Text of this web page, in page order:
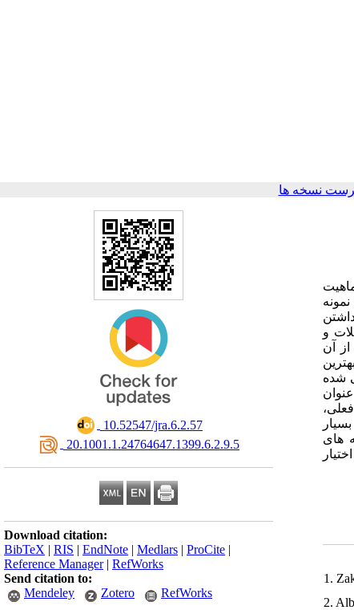
نسخه ها
‎ 10.52547/jra.6.2.57
‎ 20.1001.1.24764647.1399.6.2.9.5
Download citation:
BibTeX | RIS | EndNote | Medlars | ProCite |
Reference Manager| RefWorks
Send citation to:
Mendeley
Zotero RefWorks
و
آن
شده
های
1.
2.